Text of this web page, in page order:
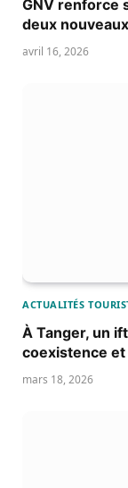
GNV renforce
deux
avril 16, 2026
ACTUALITÉS
À Tanger, un
coexistence et
mars 18, 2026